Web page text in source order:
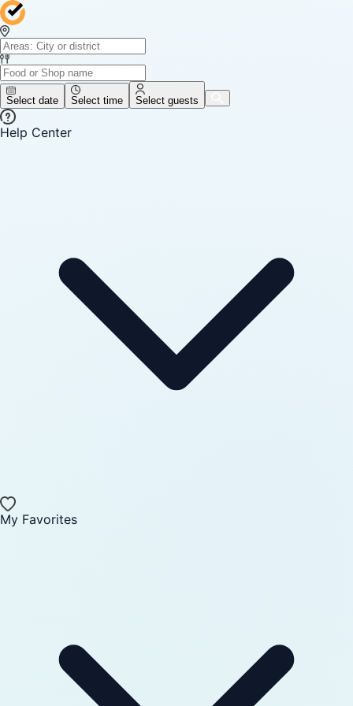
Select date Select time Select guests
Help Center
My Favorites